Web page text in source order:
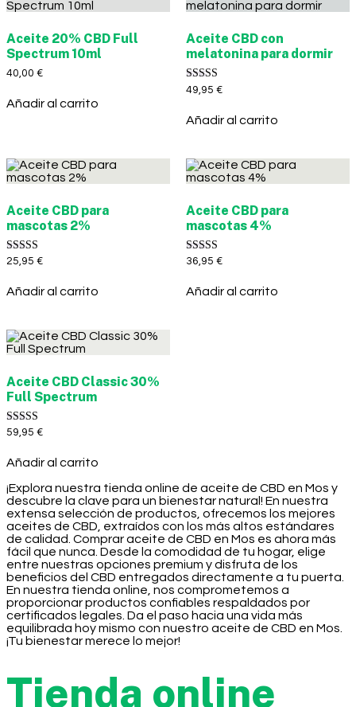
Aceite 20% CBD Full
Spectrum 10ml
40,00 €
Añadir al carrito
Aceite CBD con
melatonina para dormir
Valorado con
49,95 €
Añadir al carrito
Aceite CBD para
mascotas 2%
Valorado con
25,95 €
Añadir al carrito
Aceite CBD para
mascotas 4%
Valorado con
36,95 €
Añadir al carrito
Aceite CBD Classic 30%
Full Spectrum
Valorado con
59,95 €
Añadir al carrito
¡Explora nuestra tienda online de aceite de CBD en Mos y
descubre la clave para un bienestar natural! En nuestra
extensa selección de productos, ofrecemos los mejores
aceites de CBD, extraídos con los más altos estándares
de calidad. Comprar aceite de CBD en Mos es ahora más
fácil que nunca. Desde la comodidad de tu hogar, elige
entre nuestras opciones premium y disfruta de los
beneficios del CBD entregados directamente a tu puerta.
En nuestra tienda online, nos comprometemos a
proporcionar productos confiables respaldados por
certificados legales. Da el paso hacia una vida más
equilibrada hoy mismo con nuestro aceite de CBD en Mos.
¡Tu bienestar merece lo mejor!
Tienda online